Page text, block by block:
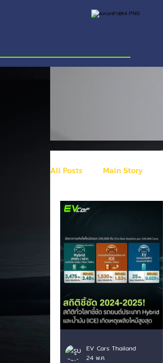
All Posts Main Story
BYD
Smart Mini Cooper
EV Cars Thailand
24 พ.ค.